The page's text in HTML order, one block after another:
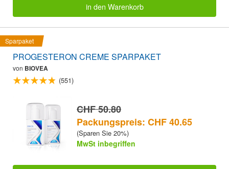
in den Warenkorb
Sparpaket
PROGESTERON CREME SPARPAKET
von BIOVEA
(551)
CHF 50.80
Packungspreis: CHF 40.65
(Sparen Sie 20%)
MwSt inbegriffen